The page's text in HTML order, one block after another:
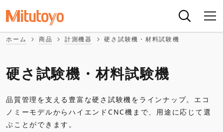
ホーム 商品 計測機器 硬さ試験機・材料試験機
硬さ試験機・材料試験機
品質管理を支える豊富な硬さ試験機をラインナップ。エコ
ノミーモデルからハイエンドCNC機まで、用途に応じて選
ぶことができます。